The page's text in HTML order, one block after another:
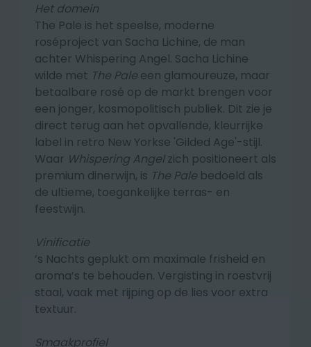
Het domein
The Pale is het speelse, moderne
roséproject van Sacha Lichine, de man
achter Whispering Angel. Sacha Lichine
wilde met The Pale een glamoureuze, maar
betaalbare rosé op de markt brengen voor
een jonger, kosmopolitisch publiek. Dit zie je
direct terug aan het opvallende, kleurrijke
label in retro New Yorkse 'Gilded Age'-stijl.
Waar Whispering Angelzich positioneert als
premium dinerwijn, is The Pale bedoeld als
de ultieme, toegankelijke terras- en
feestwijn.
Vinificatie
’s Nachts geplukt om maximale frisheid en
aroma’s te behouden. Vergisting in roestvrij
staal, vaak met rijping op de lies voor extra
textuur.
Smaakprofiel